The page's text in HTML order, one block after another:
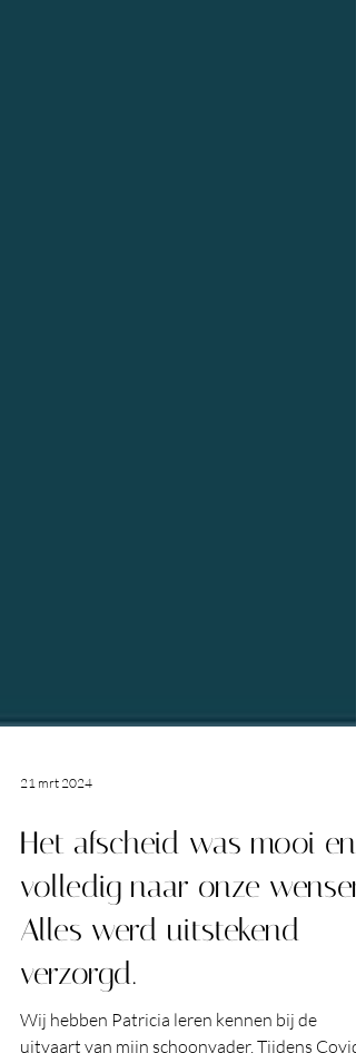
21 mrt 2024
Het afscheid was mooi en
volledig naar onze wensen.
Alles werd uitstekend
verzorgd.